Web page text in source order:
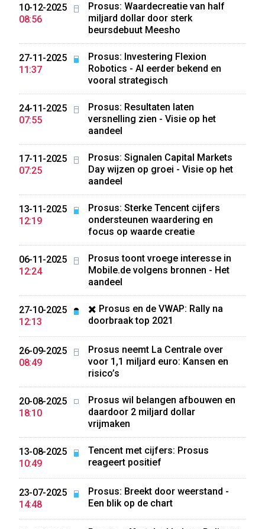
10-12-2025
08:56
Prosus: Waardecreatie van half
miljard dollar door sterk
beursdebuut Meesho
27-11-2025
11:37
Prosus: Investering Flexion
Robotics - Al eerder bekend en
vooral strategisch
24-11-2025
07:55
Prosus: Resultaten laten
versnelling zien - Visie op het
aandeel
17-11-2025
07:25
Prosus: Signalen Capital Markets
Day wijzen op groei - Visie op het
aandeel
13-11-2025
12:19
Prosus: Sterke Tencent cijfers
ondersteunen waardering en
focus op waarde creatie
06-11-2025
12:24
Prosus toont vroege interesse in
Mobile.de volgens bronnen - Het
aandeel
27-10-2025
12:13
✖️ Prosus en de VWAP: Rally na
doorbraak top 2021
26-09-2025
08:49
Prosus neemt La Centrale over
voor 1,1 miljard euro: Kansen en
risico’s
20-08-2025
18:10
Prosus wil belangen afbouwen en
daardoor 2 miljard dollar
vrijmaken
13-08-2025
10:49
Tencent met cijfers: Prosus
reageert positief
23-07-2025
14:48
Prosus: Breekt door weerstand -
Een blik op de chart